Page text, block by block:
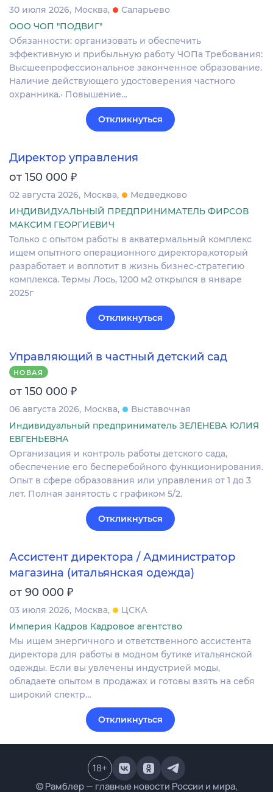
30 июля 2026 Москва
Саларьево
ООО ЧОП "ПОДВИГ"
Обязанности: организовать и обеспечить
эффективную и прибыльную работу ЧОПа Требования:
Высшеепрофессиональное законченное образование.
Наличие действующего удостоверения частного
охранника.· Повышение…
Откликнуться
Директор управления
от 150 000 ₽
02 августа 2026 Москва
Медведково
ИНДИВИДУАЛЬНЫЙ ПРЕДПРИНИМАТЕЛЬ ФИРСОВ
МАКСИМ ГЕОРГИЕВИЧ
Только с опытом работы в акватермальный комплекс
ищем опытного операционного директора,который
разработает и воплотит в жизнь бизнес-стратегию
комплекса. Термы Лось, 1200 м2 открылся в январе
2025г
Откликнуться
Управляющий в частный детский сад
НОВАЯ
от 150 000 ₽
06 августа 2026 Москва
Выставочная
Индивидуальный предприниматель ЗЕЛЕНЕВА ЮЛИЯ
ЕВГЕНЬЕВНА
Организация и контроль работы детского сада,
обеспечение его бесперебойного функционирования.
Опыт в сфере образования или управления от 1 до 3
лет. Полная занятость с графиком 5/2.
Откликнуться
Ассистент директора / Администратор
магазина (итальянская одежда)
от 90 000 ₽
03 июля 2026 Москва
ЦСКА
Империя Кадров Кадровое агентство
Мы ищем энергичного и ответственного ассистента
директора для работы в модном бутике итальянской
одежды. Если вы увлечены индустрией моды,
обладаете опытом в продажах и готовы взять на себя
широкий спектр…
Откликнуться
© Рамблер — главные новости России и мира,
18+